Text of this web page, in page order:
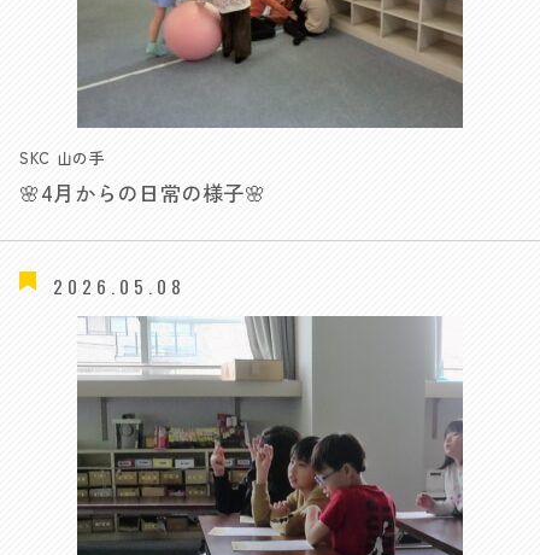
SKC 山の手
🌸4月からの日常の様子🌸
2026.05.08